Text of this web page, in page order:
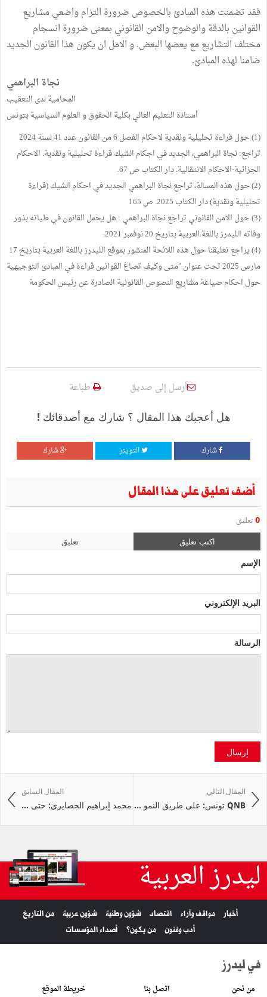
فقد تضمنت هذه المبادئ بالخصوص ضرورة التزام واضعي مشاريع
القوانين بالدقة والوضوح والامن القانوني بمعنى ضرورة انسجام
مختلف التشاريع مع يعضها البعض. و الامل ان يكون هذا القانون الجديد
ضامنا لهذه المبادئ.
نجاة البراهمي
المحامية لدى التعقيب
أستاذة التعليم العالي بكلية الحقوق و العلوم السياسية بتونس
(1) حول قراءة تحليلية ونقدية لاحكام الفصل 6 من القانون عدد 41 لسنة 2024
تراجع: نجاة البراهمي، الجديد في اجكام الشيك قراءة تحليلية ونقدية. الاحكام
الجزائية-الاحكام الانتقالية. دار الكتاب ص 67.
(2) حول هذه المسالة، تراجع نجاة البراهمي الجديد في احكام الشيك (قراءة
تحليلية ونقدية) دار الكتاب 2025. ص 165
(3) حول الامن القانوني تراجع نجاة البراهمي : هل يحمل القانون في طياته بذور
وفاته الليدرز باللغة العربية بتاريخ 20 نوفمبر 2021.
(4) يراجع تعليقنا حول هذه اللائحة المنشور بموقع الليدرز باللغة العربية بتاريخ 17
مارس 2025 تحت عنوان "متى وكيف تصاغ القوانين قراءة في المبادئ التوجيهية
حول احكام صياغة مشاريع النصوص القانونية الصادرة عن رئيس الحكومة
أرسل إلى صديق طباعة
هل أعجبك هذا المقال ؟ شارك مع أصدقائك !
شارك التويتر شارك
أضف تعليق على هذا المقال
0 تعليق
اكتب تعليق تعليق
الإسم
البريد الإلكتروني
الرسالة
إرسال
المقال السابق
محمد إبراهيم الحصايري: حتى ...
المقال التالي
QNB تونس: على طريق النمو ...
ليدرز العربية
أخبار مواقف وآراء اقتصاد شؤون وطنية شؤون عربية
من التاريخ
أدب وفنون
من يكون؟ أصداء المؤسسات
في ليدرز
من نحن اتصل بنا خريطة الموقع